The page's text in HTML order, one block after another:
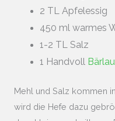
2 TL Apfelessig
450 ml warmes
1-2 TL Salz
1 Handvoll
Mehl und Salz kommen
wird die Hefe dazu